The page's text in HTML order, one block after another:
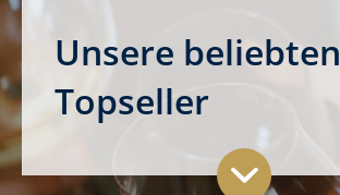
Unsere beliebten
Topseller